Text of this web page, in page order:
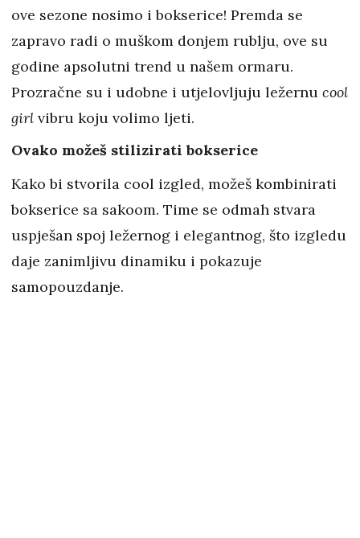
ove sezone nosimo i bokserice! Premda se
zapravo radi o muškom donjem rublju, ove su
godine apsolutni trend u našem ormaru.
Prozračne su i udobne i utjelovljuju ležernu cool
girl vibru koju volimo ljeti.
Ovako možeš stilizirati bokserice
Kako bi stvorila cool izgled, možeš kombinirati
bokserice sa sakoom. Time se odmah stvara
uspješan spoj ležernog i elegantnog, što izgledu
daje zanimljivu dinamiku i pokazuje
samopouzdanje.